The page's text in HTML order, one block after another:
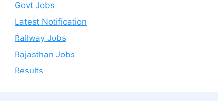
Govt Jobs
Latest Notification
Railway Jobs
Rajasthan Jobs
Results